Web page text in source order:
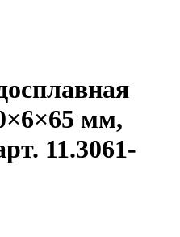
мм,
11.3061-